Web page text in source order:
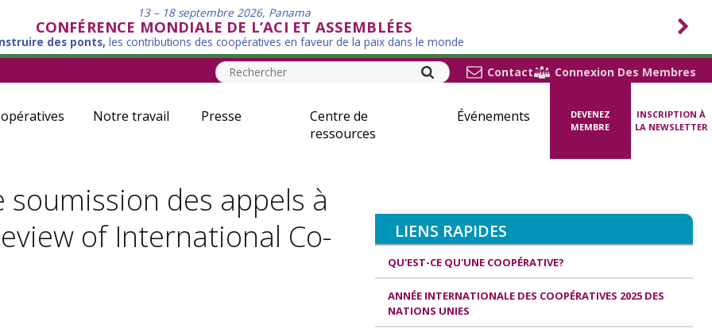
13 – 18 septembre 2026, Panama
CONFÉRENCE MONDIALE DE L’ACI ET ASSEMBLÉES
des ponts, les contributions des coopératives en faveur de la paix dans le monde
Contact Connexion Des Membres
Notre travail Presse
Centre de
ressources
Événements
DEVENEZ
MEMBRE
INSCRIPTION À
LA NEWSLETTER
des appels à
of International Co-
LIENS RAPIDES
QU'EST-CE QU'UNE COOPÉRATIVE?
ANNÉE INTERNATIONALE DES COOPÉRATIVES 2025 DES
NATIONS UNIES